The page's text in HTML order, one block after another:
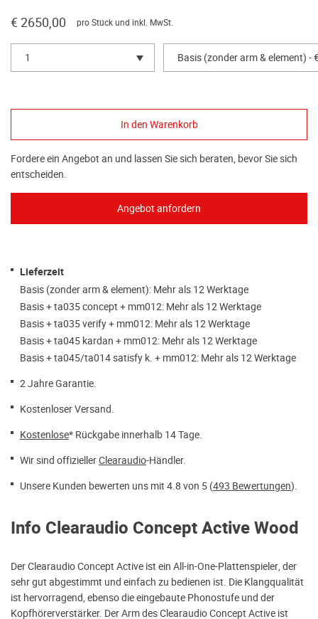
€ 2650,00 pro Stück und inkl. MwSt.
1 Basis (zonder arm & element) -
Fordere ein Angebot an und lassen Sie sich beraten, bevor Sie sich
entscheiden.
Lieferzeit
Basis (zonder arm & element): Mehr als 12 Werktage
Basis + ta035 concept + mm012: Mehr als 12 Werktage
Basis + ta035 verify + mm012: Mehr als 12 Werktage
Basis + ta045 kardan + mm012: Mehr als 12 Werktage
Basis + ta045/ta014 satisfy k. + mm012: Mehr als 12 Werktage
2 Jahre Garantie.
Kostenloser Versand.
Kostenlose* Rückgabe innerhalb 14 Tage.
Wir sind offiziellerClearaudio-Händler.
Unsere Kunden bewerten uns mit 4.8 von 5 (493 Bewertungen).
Info Clearaudio Concept Active Wood
Der Clearaudio Concept Active ist ein All-in-One-Plattenspieler, der
sehr gut abgestimmt und einfach zu bedienen ist. Die Klangqualität
ist hervorragend, ebenso die eingebaute Phonostufe und der
Kopfhörerverstärker. Der Arm des Clearaudio Concept Active ist